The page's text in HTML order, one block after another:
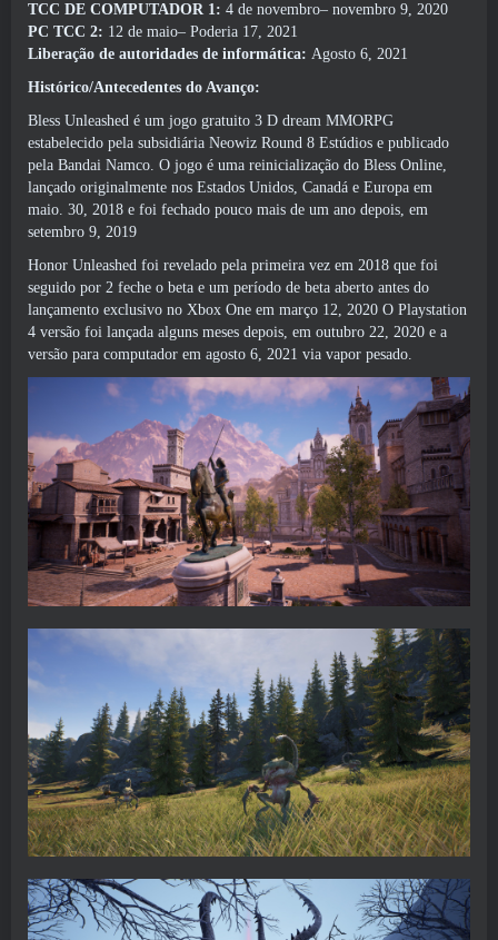
TCC DE COMPUTADOR 1: 4 de novembro– novembro 9, 2020
PC TCC 2: 12 de maio– Poderia 17, 2021
Liberação de autoridades de informática: Agosto 6, 2021
Histórico/Antecedentes do Avanço:
Bless Unleashed é um jogo gratuito 3 D dream MMORPG
estabelecido pela subsidiária Neowiz Round 8 Estúdios e publicado
pela Bandai Namco. O jogo é uma reinicialização do Bless Online,
lançado originalmente nos Estados Unidos, Canadá e Europa em
maio. 30, 2018 e foi fechado pouco mais de um ano depois, em
setembro 9, 2019
Honor Unleashed foi revelado pela primeira vez em 2018 que foi
seguido por 2 feche o beta e um período de beta aberto antes do
lançamento exclusivo no Xbox One em março 12, 2020 O Playstation
4 versão foi lançada alguns meses depois, em outubro 22, 2020 e a
versão para computador em agosto 6, 2021 via vapor pesado.